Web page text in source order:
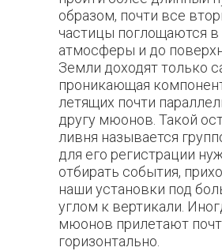
образом, почти все
частицы поглощаются
атмосферы и до
Земли доходят только
проникающая
летящих почти
другу мюонов. Такой
ливня называется
для его регистрации
отбирать события,
наши установки под
углом к вертикали.
мюонов прилетают
горизонтально.